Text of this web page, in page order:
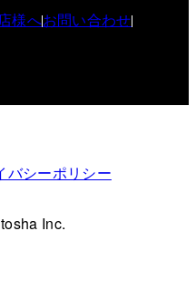
様へお問い合わせ
バシーポリシー
Inc.